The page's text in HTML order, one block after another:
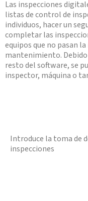
Las inspecciones
listas de control de
individuos, hacer un
completar las
equipos que no pasan
mantenimiento.
resto del software, se
inspector, máquina o
Introduce la toma de
inspecciones